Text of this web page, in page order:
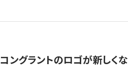
コングラントのロゴが新しく